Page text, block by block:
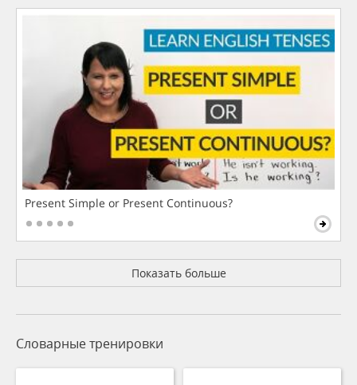
Present Simple or Present Continuous?
Показать больше
Словарные тренировки